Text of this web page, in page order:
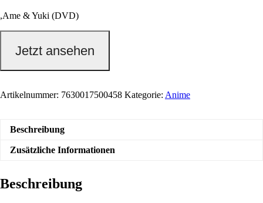
,Ame & Yuki (DVD)
Jetzt ansehen
Artikelnummer: 7630017500458 Kategorie: Anime
Beschreibung
Zusätzliche Informationen
Beschreibung